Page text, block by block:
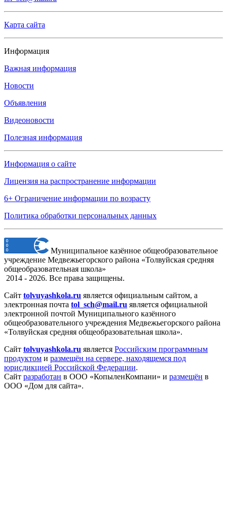
Карта сайта
Информация
Важная информация
Новости
Объявления
Видеоновости
Полезная информация
Информация о сайте
Лицензия на распространение информации
6+ Ограничение информации по возрасту
Политика обработки персональных данных
Муниципальное казённое общеобразовательное
учреждение Медвежьегорского района «Толвуйская средняя
общеобразовательная школа»
2014 - 2026. Все права защищены.
Сайт tolvuyashkola.ru является официальным сайтом, а
электронная почта tol_sch@mail.ru является официальной
электронной почтой Муниципального казённого
общеобразовательного учреждения Медвежьегорского района
«Толвуйская средняя общеобразовательная школа».
Сайт tolvuyashkola.ru является Российским программным
продуктом и размещён на сервере, находящемся под
юрисдикцией Российской Федерации.
Сайт разработан в ООО «КопыленКомпани» и размещён в
ООО «Дом для сайта».